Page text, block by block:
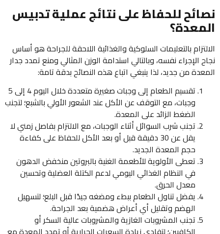
نصائح للحفاظ على نتائج عملية تدبيس
المعدة؟
الالتزام بالتعليمات السلوكية والغذائية اللاحقة للجراحة هو أساس
نجاح الإجراء نفسه، وبالتالي استدامة الوزن المثالي ومنع تمدد جدار
المعدة من جديد، لذا ينبغي اتباع هذه النصائح بدقة تامة:
تقسيم الطعام إلى وجبات صغيرة متعددة خلال اليوم 4 إلى 5
وجبات، مع التوقف عن الأكل عند الشعور الأولي بالشبع؛ لتجنب
الضغط الزائد على المعدة.
تجنب شرب السوائل أثناء الوجبات، مع الالتزام بفاصل زمني لا
يقل عن 30 دقيقة قبل أو بعد الأكل للحفاظ على كفاءة
حجم المعدة الجديد.
تعطى الأولوية للأطعمة الغنية بالبروتين منخفض الدهون
في النظام الغذائي اليومي لدعم الكتلة العضلية وتحسين
معدل الحرق.
يفضل تناول الطعام ببطء ومضغه جيدًا قبل البلع؛ لتسهيل
الهضم وتقليل أي أعراض هضمية بعد الجراحة.
تجنب المشروبات الغازية والمشروبات عالية السكر أو